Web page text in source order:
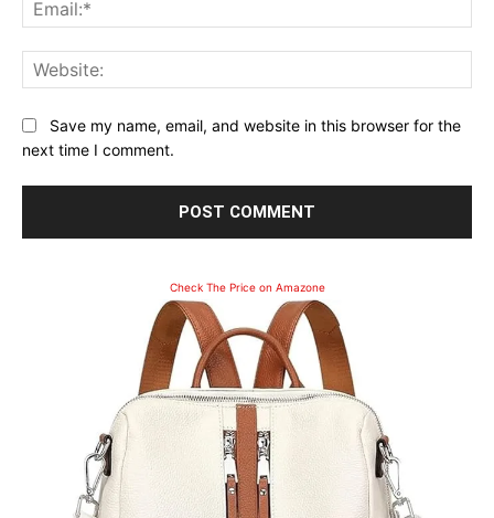
Save my name, email, and website in this browser for the
next time I comment.
Check The Price on Amazone